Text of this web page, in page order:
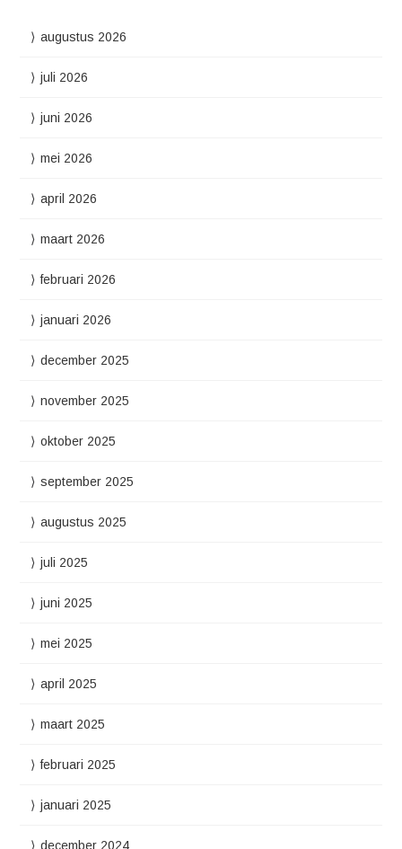
augustus 2026
juli 2026
juni 2026
mei 2026
april 2026
maart 2026
februari 2026
januari 2026
december 2025
november 2025
oktober 2025
september 2025
augustus 2025
juli 2025
juni 2025
mei 2025
april 2025
maart 2025
februari 2025
januari 2025
december 2024